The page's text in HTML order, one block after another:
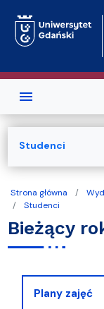
Strona główna
Studenci
Bieżący
Plany zajęć
Studenci